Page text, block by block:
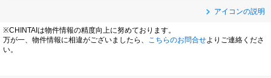
アイコンの説明
※CHINTAIは物件情報の精度向上に努めております。
万が一、物件情報に相違がございましたら、
こちらのお問合せよりご連絡くださ
い。